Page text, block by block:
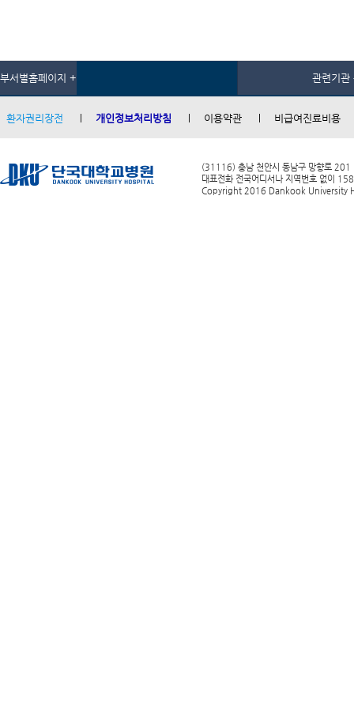
부서별홈페이지 + 관련기관
환자권리장전 개인정보처리방침 이용약관 비급여진료비용
(31116) 충남 천안시 동남구 망향로 201
대표전화 전국어디서나 지역번호 없이
Copyright 2016 Dankook University